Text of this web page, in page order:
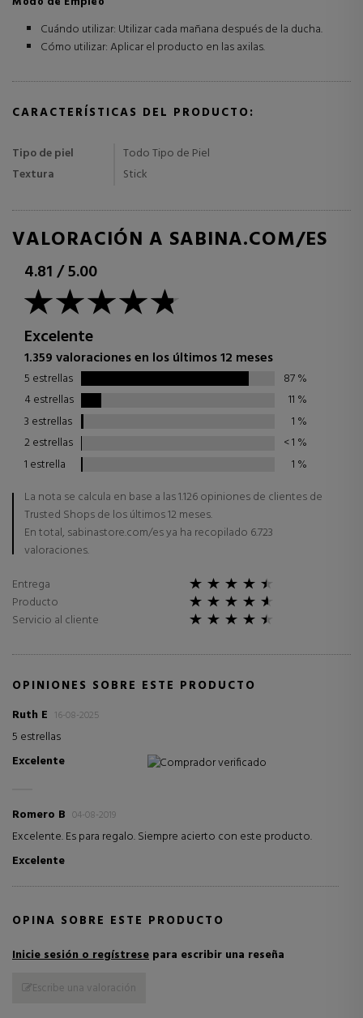
Cuándo utilizar: Utilizar cada mañana después de la ducha.
Cómo utilizar: Aplicar el producto en las axilas.
CARACTERÍSTICAS DEL PRODUCTO:
Tipo de piel
Todo Tipo de Piel
Textura
Stick
VALORACIÓN A SABINA.COM/ES
4.81/5.00
Excelente
1.359 valoraciones en los últimos 12 meses
5 estrellas 87%
4 estrellas
11 %
3 estrellas
1 %
2 estrellas
< 1 %
1 estrella
1 %
La nota se calcula en base a las 1.126 opiniones de clientes de
Trusted Shops de los últimos 12 meses.
En total, sabinastore.com/es ya ha recopilado 6.723
valoraciones.
Entrega
Producto
Servicio al cliente
OPINIONES SOBRE ESTE PRODUCTO
Ruth E 16-08-2025
5 estrellas
Excelente
Comprador verificado
Romero B 04-08-2019
Excelente. Es para regalo. Siempre acierto con este producto.
Excelente
OPINA SOBRE ESTE PRODUCTO
Inicie sesión o regístrese para escribir una reseña
Escribe una valoración